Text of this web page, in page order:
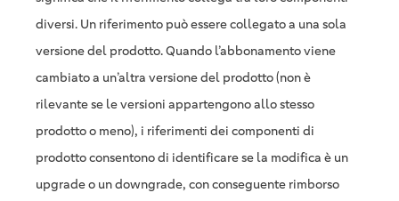
diversi. Un riferimento può essere collegato a una sola
versione del prodotto. Quando l’abbonamento viene
cambiato a un’altra versione del prodotto (non è
rilevante se le versioni appartengono allo stesso
prodotto o meno), i riferimenti dei componenti di
prodotto consentono di identificare se la modifica è un
upgrade o un downgrade, con conseguente rimborso